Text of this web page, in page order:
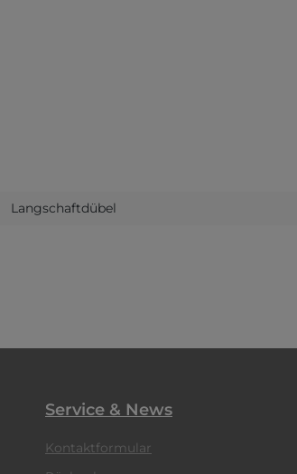
Langschaftdübel
Service & News
Kontaktformular